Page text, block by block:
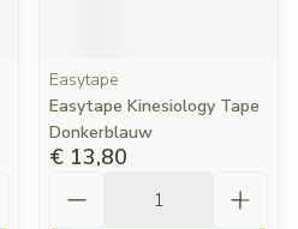
Easytape
Easytape Kinesiology Tape
Donkerblauw
€ 13,80